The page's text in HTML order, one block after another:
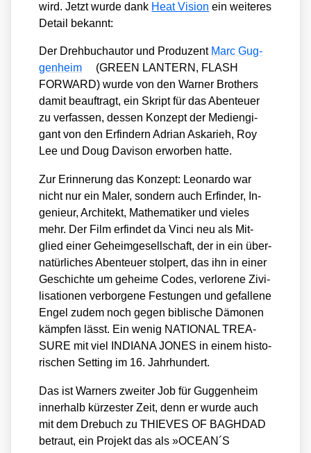
wird. Jetzt wur­de dank Heat Visi­on ein wei­te­res
Detail bekannt:
Der Dreh­buch­au­tor und Pro­du­zent Marc Gug­
gen­heim
(GREEN LANTERN, FLASH
FORWARD) wur­de von den War­ner Brot­hers
damit beauf­tragt, ein Skript für das Aben­teu­er
zu ver­fas­sen, des­sen Kon­zept der Medi­en­gi­
gant von den Erfin­dern Adri­an Aska­rieh, Roy
Lee und Doug Davi­son erwor­ben hat­te.
Zur Erin­ne­rung das Kon­zept: Leonar­do war
nicht nur ein Maler, son­dern auch Er­fin­der, In­
ge­nieur, Ar­chi­tekt, Ma­the­ma­ti­ker und vie­les
mehr. Der Film er­fin­det da Vin­ci neu als Mit­
glied einer Ge­heim­ge­sell­schaft, der in ein über­
na­tür­li­ches Aben­teu­er stol­pert, das ihn in einer
Ge­schich­te um ge­hei­me Codes, ver­lo­re­ne Zi­vi­
li­sa­tio­nen ver­bor­ge­ne Fes­tun­gen und ge­fal­le­ne
Engel zudem noch gegen bib­li­sche Dä­mo­nen
kämp­fen lässt. Ein wenig NA­TIO­NAL TRE­A­
SU­RE mit viel IN­DI­A­NA JONES in einem his­to­
ri­schen Set­ting im 16. Jahr­hun­dert.
Das ist War­ners zwei­ter Job für Gug­gen­heim
inner­halb kür­zes­ter Zeit, denn er wur­de auch
mit dem Dre­buch zu THIEVES OF BAGHDAD
betraut, ein Pro­jekt das als »OCEAN´S